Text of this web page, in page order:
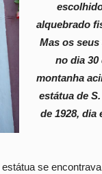
alquebrado
Mas os
no dia 30
montanha
estátua de
de 1928, dia
se